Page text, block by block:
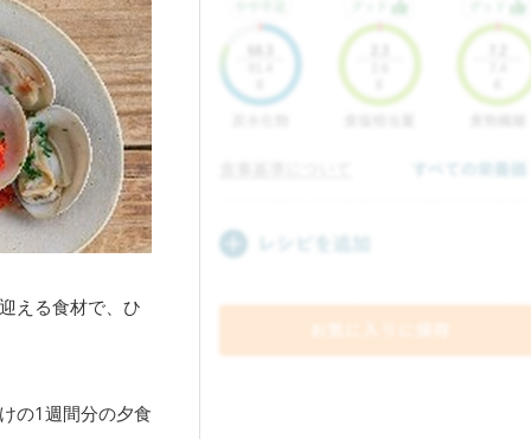
える食材で、ひ
の1週間分の夕食